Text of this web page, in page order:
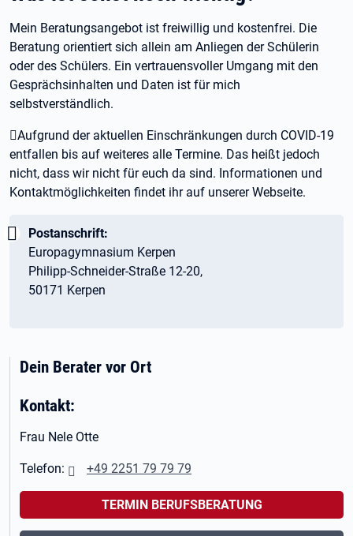
Mein Beratungsangebot ist freiwillig und kostenfrei. Die
Beratung orientiert sich allein am Anliegen der Schülerin
oder des Schülers. Ein vertrauensvoller Umgang mit den
Gesprächsinhalten und Daten ist für mich
selbstverständlich.
Aufgrund der aktuellen Einschränkungen durch COVID-19
entfallen bis auf weiteres alle Termine. Das heißt jedoch
nicht, dass wir nicht für euch da sind. Informationen und
Kontaktmöglichkeiten findet ihr auf unserer Webseite.
Wichtig:
Postanschrift:
Europagymnasium Kerpen
Philipp-Schneider-Straße 12-20,
50171 Kerpen
Dein Berater vor Ort
Kontakt:
Frau Nele Otte
Telefon: +49 2251 79 79 79
TERMIN BERUFSBERATUNG